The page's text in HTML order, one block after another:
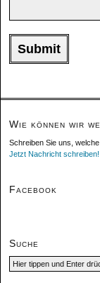
Wie können wir
Schreiben Sie uns,
Jetzt Nachricht schreiben!
Facebook
Suche